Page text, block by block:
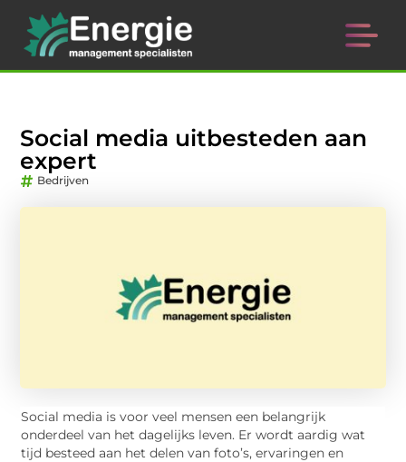
Social media uitbesteden aan
expert
Bedrijven
Social media is voor veel mensen een belangrijk
onderdeel van het dagelijks leven. Er wordt aardig wat
tijd besteed aan het delen van foto’s, ervaringen en